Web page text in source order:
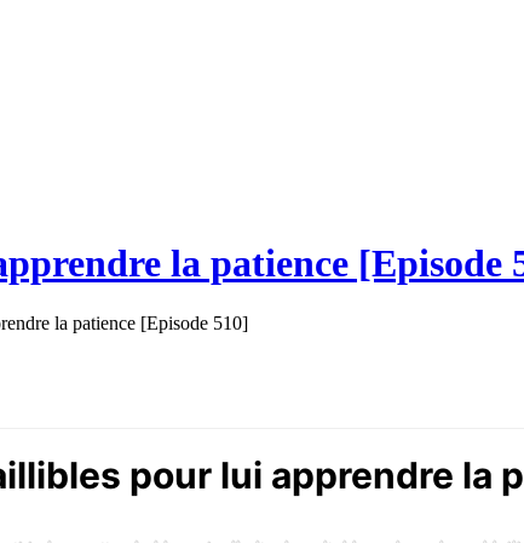
la patience [Episode
la patience [Episode 510]